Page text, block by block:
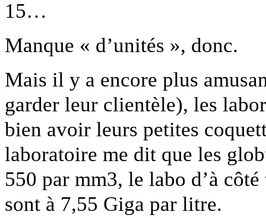
15…
Manque « d’unités », donc.
Mais il y a encore plus
garder leur clientèle), les
bien avoir leurs petites
laboratoire me dit que les
550 par mm3, le labo d’à
sont à 7,55 Giga par litre.